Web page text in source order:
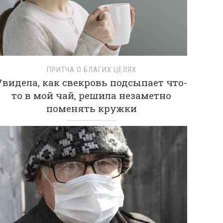
ПРИТЧА О БЛАГИХ ЦЕЛЯХ
как свекровь подсыпает что-
то в мой чай, решила незаметно
поменять кружки